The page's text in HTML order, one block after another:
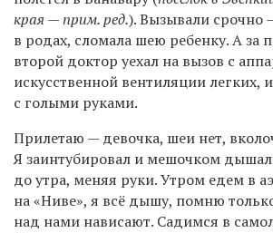
края — прим. ред.). Вызывали срочно
в родах, сломала шею ребенку. А за
второй доктор уехал на вызов с
искусственной вентиляции легких,
с голыми руками.
Прилетаю — девочка, шеи нет,
Я заинтубировал и мешочком дышал
до утра, меняя руки. Утром едем в
на «Ниве», я всё дышу, помню
над нами нависают. Садимся в